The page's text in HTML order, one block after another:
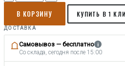
товара
Горячий
воск
для
автомобиля
Diamond
Wax
В КОРЗИНУ КУПИТЬ В 1
ДОСТАВКА
Самовывоз — бесплатно i
Со склада, сегодня после 15:00